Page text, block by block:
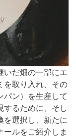
いだ畑の一部にエ
を取り入れ、その
ン）を生産して
するために、そし
を選択し、新たに
ルをご紹介しま